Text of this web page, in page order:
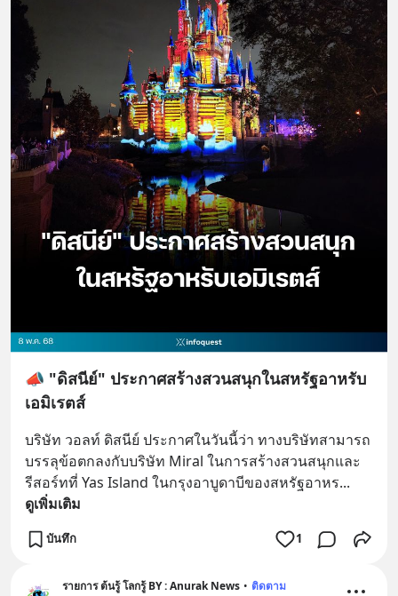
📣 "ดิสนีย์" ประกาศสร้างสวนสนุกในสหรัฐอาหรับ
เอมิเรตส์
บริษัท วอลท์ ดิสนีย์ ประกาศในวันนี้ว่า ทางบริษัทสามารถ
บรรลุข้อตกลงกับบริษัท Miral ในการสร้างสวนสนุกและ
รีสอร์ทที่ Yas Island ในกรุงอาบูดาบีของสหรัฐอาหร...
ดูเพิ่มเติม
บันทึก 1
รายการ ต้นรู้ โลกรู้ BY : Anurak News • ติดตาม